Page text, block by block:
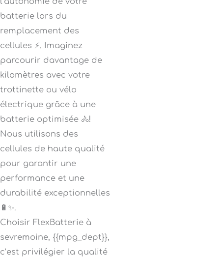
batterie lors du
remplacement des
cellules ⚡. Imaginez
parcourir davantage de
kilomètres avec votre
trottinette ou vélo
électrique grâce à une
batterie optimisée 🚴!
Nous utilisons des
cellules de haute qualité
pour garantir une
performance et une
durabilité exceptionnelles
🔋✨.
Choisir FlexBatterie à
sevremoine, {{mpg_dept}},
c’est privilégier la qualité